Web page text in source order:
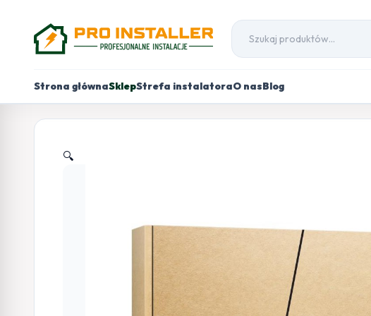
Strona głównaSklepStrefa instalatoraO nasBlog
🔍